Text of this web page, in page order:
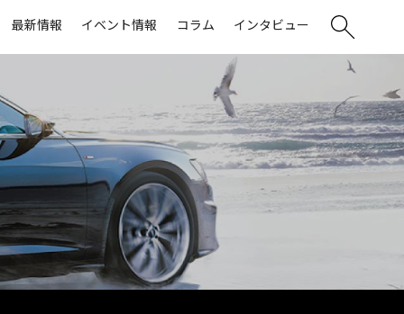
最新情報 イベント情報 コラム インタビュー